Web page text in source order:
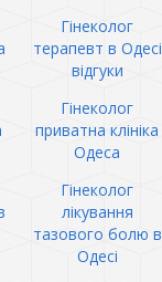
Гінеколог
терапевт в Одесі
відгуки
Гінеколог
приватна клініка
Одеса
Гінеколог
лікування
тазового болю в
Одесі